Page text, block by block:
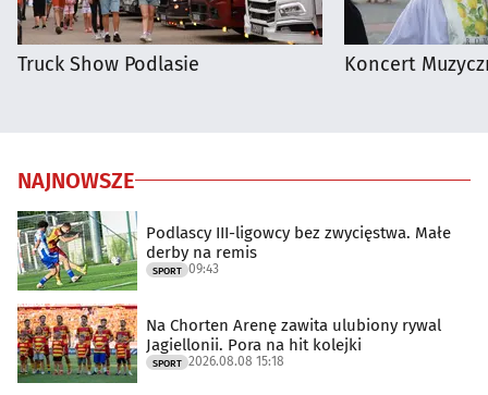
Truck Show Podlasie Koncert
NAJNOWSZE
Podlascy III-ligowcy bez zwycięstwa. Małe
derby na remis
SPORT 09:43
Na Chorten Arenę zawita ulubiony rywal
Jagiellonii. Pora na hit kolejki
SPORT 2026.08.08 15:18